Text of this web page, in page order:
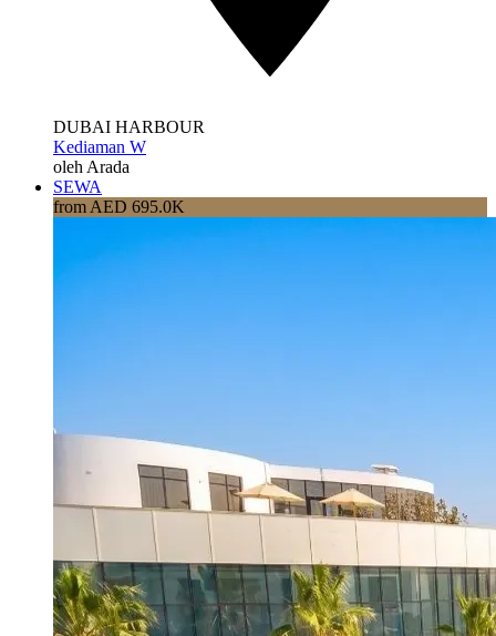
DUBAI HARBOUR
Kediaman W
oleh Arada
SEWA
from AED 695.0K